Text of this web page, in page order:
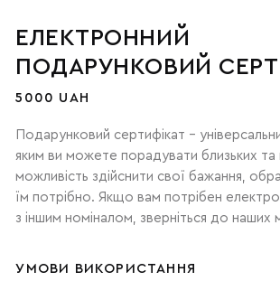
ЕЛЕКТРОННИЙ
ПОДАРУНКОВИЙ
5000 UAH
Подарунковий сертифікат –
яким ви можете порадувати близьких та
можливість здійснити свої бажання,
їм потрібно. Якщо вам потрібен
з іншим номіналом, зверніться до наших
УМОВИ ВИКОРИСТАННЯ